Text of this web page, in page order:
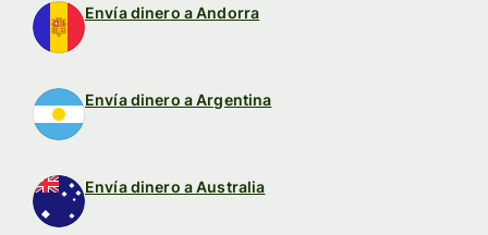
Envía dinero a Andorra
Envía dinero a Argentina
Envía dinero a Australia